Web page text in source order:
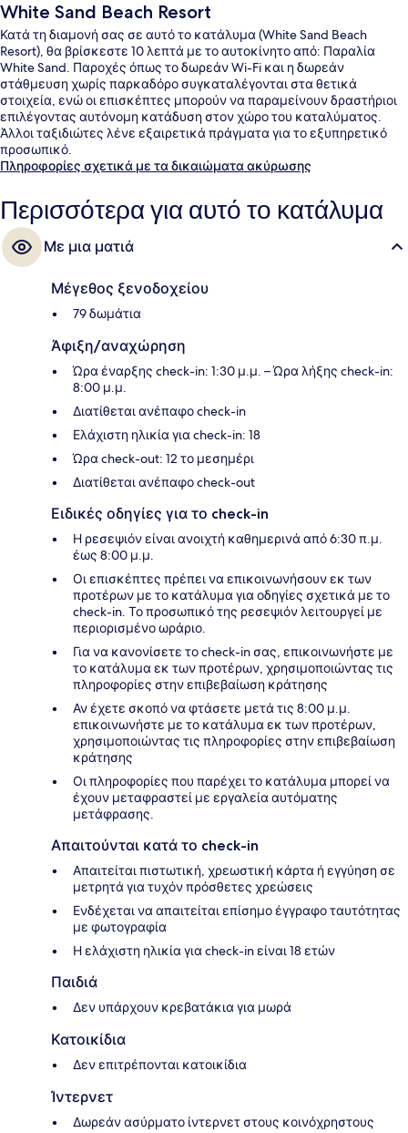
White Sand Beach Resort
Κατά τη διαμονή σας σε αυτό το κατάλυμα (White Sand Beach
Resort), θα βρίσκεστε 10 λεπτά με το αυτοκίνητο από: Παραλία
White Sand. Παροχές όπως το δωρεάν Wi-Fi και η δωρεάν
στάθμευση χωρίς παρκαδόρο συγκαταλέγονται στα θετικά
στοιχεία, ενώ οι επισκέπτες μπορούν να παραμείνουν δραστήριοι
επιλέγοντας αυτόνομη κατάδυση στον χώρο του καταλύματος.
Άλλοι ταξιδιώτες λένε εξαιρετικά πράγματα για το εξυπηρετικό
προσωπικό.
Πληροφορίες σχετικά με τα δικαιώματα ακύρωσης
Περισσότερα για αυτό το κατάλυμα
Με μια ματιά
Μέγεθος ξενοδοχείου
79 δωμάτια
Άφιξη/αναχώρηση
Ώρα έναρξης check-in: 1:30 μ.μ. – Ώρα λήξης check-in:
8:00 μ.μ.
Διατίθεται ανέπαφο check-in
Ελάχιστη ηλικία για check-in: 18
Ώρα check-out: 12 το μεσημέρι
Διατίθεται ανέπαφο check-out
Ειδικές οδηγίες για το check-in
Η ρεσεψιόν είναι ανοιχτή καθημερινά από 6:30 π.μ.
έως 8:00 μ.μ.
Οι επισκέπτες πρέπει να επικοινωνήσουν εκ των
προτέρων με το κατάλυμα για οδηγίες σχετικά με το
check-in. Το προσωπικό της ρεσεψιόν λειτουργεί με
περιορισμένο ωράριο.
Για να κανονίσετε το check-in σας, επικοινωνήστε με
το κατάλυμα εκ των προτέρων, χρησιμοποιώντας τις
πληροφορίες στην επιβεβαίωση κράτησης
Αν έχετε σκοπό να φτάσετε μετά τις 8:00 μ.μ.
επικοινωνήστε με το κατάλυμα εκ των προτέρων,
χρησιμοποιώντας τις πληροφορίες στην επιβεβαίωση
κράτησης
Οι πληροφορίες που παρέχει το κατάλυμα μπορεί να
έχουν μεταφραστεί με εργαλεία αυτόματης
μετάφρασης.
Απαιτούνται κατά το check-in
Απαιτείται πιστωτική, χρεωστική κάρτα ή εγγύηση σε
μετρητά για τυχόν πρόσθετες χρεώσεις
Ενδέχεται να απαιτείται επίσημο έγγραφο ταυτότητας
με φωτογραφία
Η ελάχιστη ηλικία για check-in είναι 18 ετών
Παιδιά
Δεν υπάρχουν κρεβατάκια για μωρά
Κατοικίδια
Δεν επιτρέπονται κατοικίδια
Ίντερνετ
Δωρεάν ασύρματο ίντερνετ στους κοινόχρηστους